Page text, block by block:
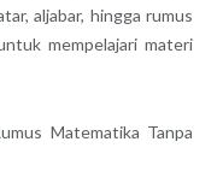
aljabar, hingga rumus
mempelajari materi
Matematika Tanpa